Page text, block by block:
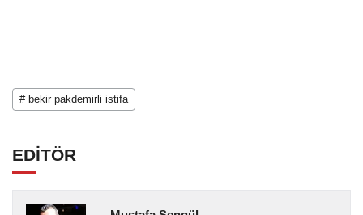
# bekir pakdemirli istifa
EDİTÖR